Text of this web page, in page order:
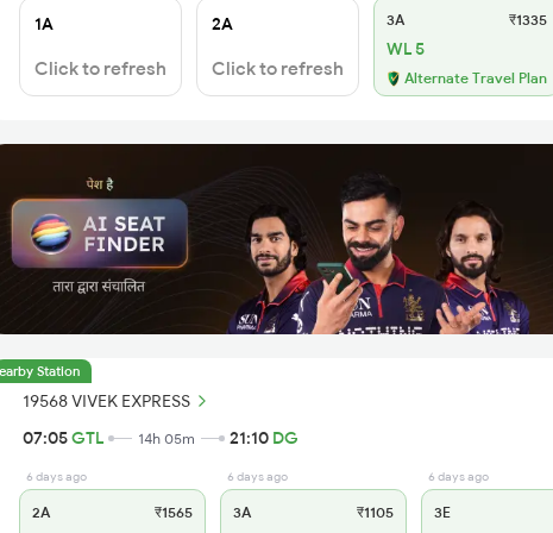
1A
Click to refresh
2A
Click to refresh
3A ₹1335
WL 5
Alternate Travel Plan
Station
19568 VIVEK EXPRESS
07:05GTL 14h 05m 21:10 DG
6 days ago
2A ₹1565
6 days ago
3A ₹1105
6 days ago
3E